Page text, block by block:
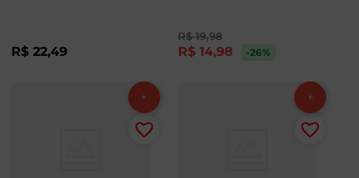
R$ 22,49
R$ 19,98
R$ 14,98 -26%